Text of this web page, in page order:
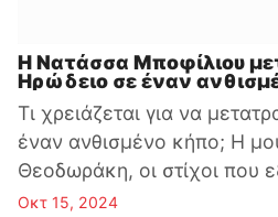
Η Νατάσσα Μποφίλιου
Ηρώδειο σε έναν
Τι χρειάζεται για να
έναν ανθισμένο κήπο; Η
Θεοδωράκη, οι στίχοι που
Οκτ 15, 2024